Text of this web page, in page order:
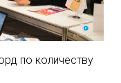
по количеству